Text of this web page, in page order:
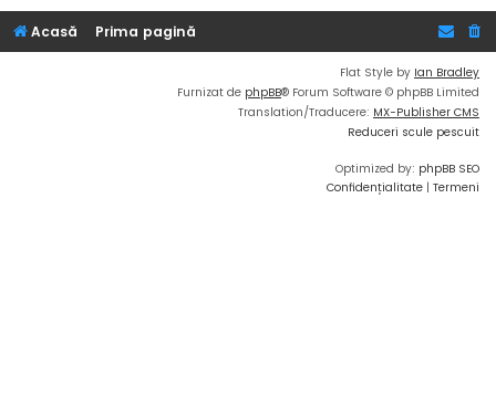
Acasă Prima pagină
Flat Style by Ian Bradley
Furnizat de phpBB® Forum Software © phpBB Limited
Translation/Traducere: MX-Publisher CMS
Reduceri scule pescuit
Optimized by: phpBB SEO
Confidențialitate | Termeni